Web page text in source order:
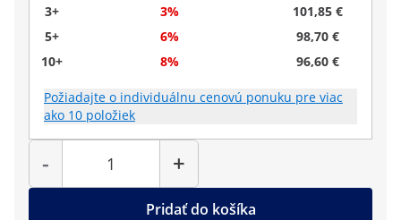
3+
3%
101,85 €
5+
6%
98,70 €
10+
8% 96,60 €
Požiadajte o individuálnu cenovú ponuku pre viac
ako 10 položiek
-
Množstvo
+
Pridať do košíka